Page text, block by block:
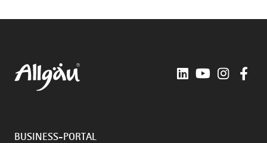
LinkedInYouTube
BUSINESS-PORTAL